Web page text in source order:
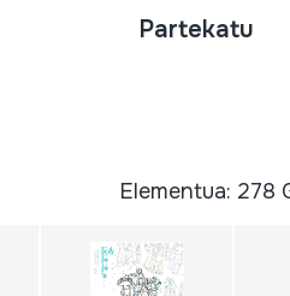
Partekatu
Elementua: 278